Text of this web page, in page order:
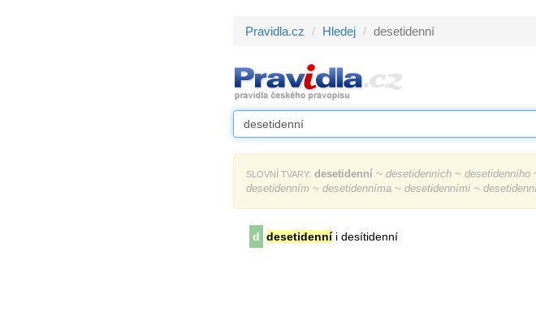
Pravidla.cz Hledej desetidenní
SLOVNÍ TVARY: desetidenní ~ desetidenních ~ desetidenního
desetidenním ~ desetidenníma ~ desetidenními ~
d desetidenníi desítidenní